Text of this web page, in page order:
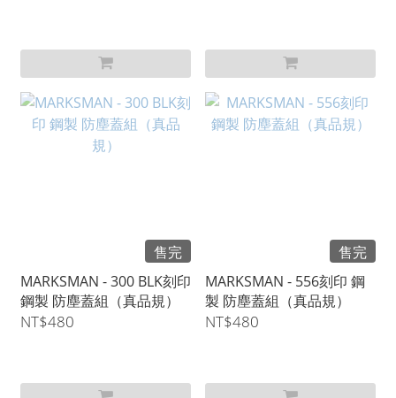
售完
MARKSMAN - 300 BLK刻印
鋼製 防塵蓋組（真品規）
NT$480
售完
MARKSMAN - 556刻印 鋼
製 防塵蓋組（真品規）
NT$480